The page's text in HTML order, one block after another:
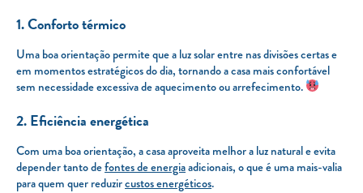
1. Conforto térmico
Uma boa orientação permite que a luz solar entre nas divisões certas e
em momentos estratégicos do dia, tornando a casa mais confortável
sem necessidade excessiva de aquecimento ou arrefecimento.
2. Eficiência energética
Com uma boa orientação, a casa aproveita melhor a luz natural e evita
depender tanto defontes de energiaadicionais, o que é uma mais-valia
para quem quer reduzircustos energéticos.